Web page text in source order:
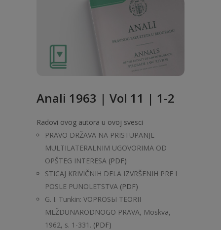
Anali 1963 | Vol 11 | 1-2
Radovi ovog autora u ovoj svesci
PRAVO DRŽAVA NA PRISTUPANJE
MULTILATERALNIM UGOVORIMA OD
OPŠTEG INTERESA (PDF)
STICAJ KRIVIČNIH DELA IZVRŠENIH PRE I
POSLE PUNOLETSTVA (PDF)
G. I. Tunkin: VOPROSЫ TEORII
MEŽDUNARODNOGO PRAVA, Moskva,
1962, s. 1-331. (PDF)